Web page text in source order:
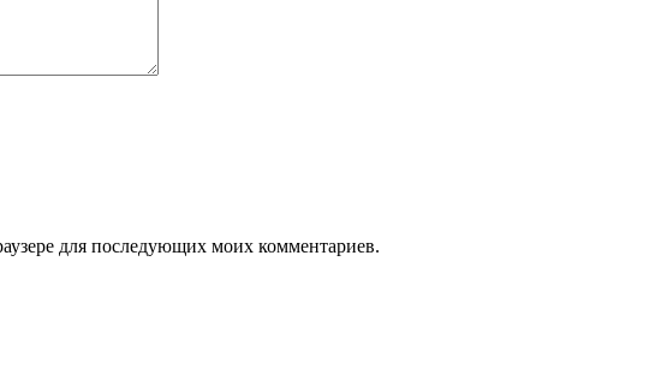
для последующих моих комментариев.